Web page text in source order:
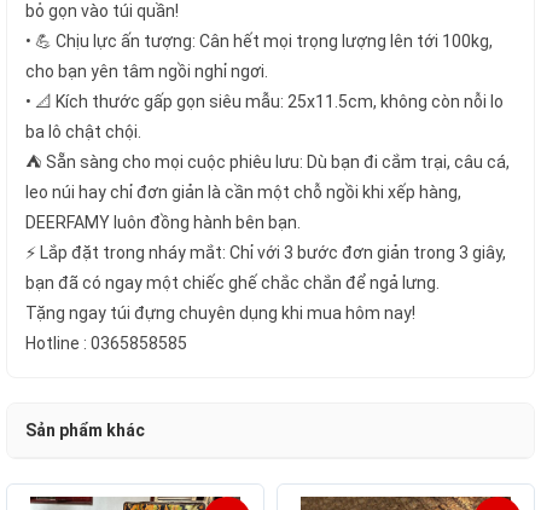
bỏ gọn vào túi quần!
• 💪 Chịu lực ấn tượng: Cân hết mọi trọng lượng lên tới 100kg,
cho bạn yên tâm ngồi nghỉ ngơi.
• 📐 Kích thước gấp gọn siêu mẫu: 25x11.5cm, không còn nỗi lo
ba lô chật chội.
⛺️ Sẵn sàng cho mọi cuộc phiêu lưu: Dù bạn đi cắm trại, câu cá,
leo núi hay chỉ đơn giản là cần một chỗ ngồi khi xếp hàng,
DEERFAMY luôn đồng hành bên bạn.
⚡️ Lắp đặt trong nháy mắt: Chỉ với 3 bước đơn giản trong 3 giây,
bạn đã có ngay một chiếc ghế chắc chắn để ngả lưng.
Tặng ngay túi đựng chuyên dụng khi mua hôm nay!
Hotline : 0365858585
Sản phẩm khác